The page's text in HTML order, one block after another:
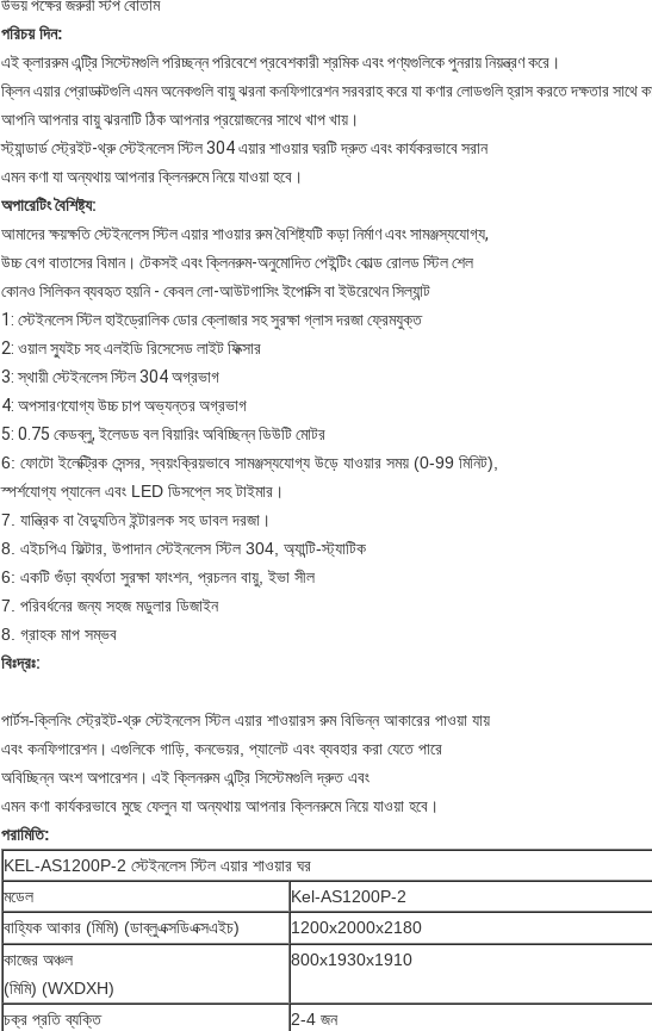
উভয় পক্ষের জরুরী স্টপ বোতাম
পরিচয় দিন:
এই ক্লাররুম এন্ট্রি সিস্টেমগুলি পরিচ্ছন্ন পরিবেশে প্রবেশকারী শ্রমিক এবং পণ্যগুলিকে পুনরায় নিয়ন্ত্রণ করে।
ক্লিন এয়ার প্রোডাক্টগুলি এমন অনেকগুলি বায়ু ঝরনা কনফিগারেশন সরবরাহ করে যা কণার লোডগুলি হ্রাস করতে দক্ষতার সাথে
আপনি আপনার বায়ু ঝরনাটি ঠিক আপনার প্রয়োজনের সাথে খাপ খায়।
স্ট্যান্ডার্ড স্ট্রেইট-থ্রু স্টেইনলেস স্টিল 304 এয়ার শাওয়ার ঘরটি দ্রুত এবং কার্যকরভাবে সরান
এমন কণা যা অন্যথায় আপনার ক্লিনরুমে নিয়ে যাওয়া হবে।
অপারেটিং বৈশিষ্ট্য:
আমাদের ক্ষয়ক্ষতি স্টেইনলেস স্টিল এয়ার শাওয়ার রুম বৈশিষ্ট্যটি কড়া নির্মাণ এবং সামঞ্জস্যযোগ্য,
উচ্চ বেগ বাতাসের বিমান। টেকসই এবং ক্লিনরুম-অনুমোদিত পেইন্টিং কোল্ড রোলড স্টিল শেল
কোনও সিলিকন ব্যবহৃত হয়নি - কেবল লো-আউটগাসিং ইপোক্সি বা ইউরেথেন সিল্যান্ট
1: স্টেইনলেস স্টিল হাইড্রোলিক ডোর ক্লোজার সহ সুরক্ষা গ্লাস দরজা ফ্রেমযুক্ত
2: ওয়াল স্যুইচ সহ এলইডি রিসেসেড লাইট ফিক্সার
3: স্থায়ী স্টেইনলেস স্টিল 304 অগ্রভাগ
4: অপসারণযোগ্য উচ্চ চাপ অভ্যন্তর অগ্রভাগ
5: 0.75 কেডব্লু, ইলেডড বল বিয়ারিং অবিচ্ছিন্ন ডিউটি ​​মোটর
6: ফোটো ইলেক্ট্রিক সেন্সর, স্বয়ংক্রিয়ভাবে সামঞ্জস্যযোগ্য উড়ে যাওয়ার সময় (0-99 মিনিট),
স্পর্শযোগ্য প্যানেল এবং LED ডিসপ্লে সহ টাইমার।
7. যান্ত্রিক বা বৈদ্যুতিন ইন্টারলক সহ ডাবল দরজা।
8. এইচপিএ ফিল্টার, উপাদান স্টেইনলেস স্টিল 304, অ্যান্টি-স্ট্যাটিক
6: একটি গুঁড়া ব্যর্থতা সুরক্ষা ফাংশন, প্রচলন বায়ু, ইভা সীল
7. পরিবর্ধনের জন্য সহজ মডুলার ডিজাইন
8. গ্রাহক মাপ সম্ভব
বিঃদ্রঃ:
পার্টস-ক্লিনিং স্ট্রেইট-থ্রু স্টেইনলেস স্টিল এয়ার শাওয়ারস রুম বিভিন্ন আকারের পাওয়া যায়
এবং কনফিগারেশন। এগুলিকে গাড়ি, কনভেয়র, প্যালেট এবং ব্যবহার করা যেতে পারে
অবিচ্ছিন্ন অংশ অপারেশন। এই ক্লিনরুম এন্ট্রি সিস্টেমগুলি দ্রুত এবং
এমন কণা কার্যকরভাবে মুছে ফেলুন যা অন্যথায় আপনার ক্লিনরুমে নিয়ে যাওয়া হবে।
পরামিতি:
KEL-AS1200P-2 স্টেইনলেস স্টিল এয়ার শাওয়ার ঘর
মডেল
Kel-AS1200P-2
বাহ্যিক আকার (মিমি) (ডাব্লুএক্সডিএক্সএইচ)
1200x2000x2180
কাজের অঞ্চল
(মিমি) (WXDXH)
800x1930x1910
চক্র প্রতি ব্যক্তি 2-4 জন